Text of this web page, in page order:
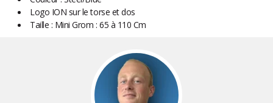
Logo ION sur le torse et dos
Taille : Mini Grom : 65 à 110 Cm